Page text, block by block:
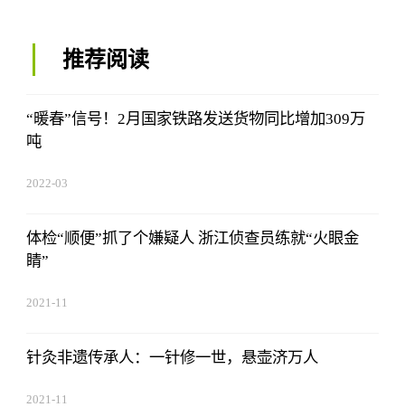
推荐阅读
“暖春”信号！2月国家铁路发送货物同比增加309万
吨
2022-03
体检“顺便”抓了个嫌疑人 浙江侦查员练就“火眼金
睛”
2021-11
针灸非遗传承人：一针修一世，悬壶济万人
2021-11